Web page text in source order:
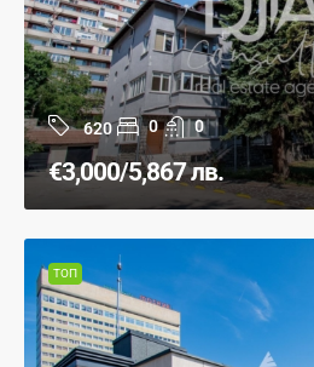
620 0 0
€3,000/5,867 лв.
ТОП